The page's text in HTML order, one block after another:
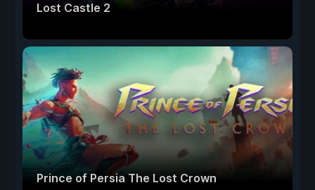
Lost Castle 2
Prince of Persia The Lost Crown